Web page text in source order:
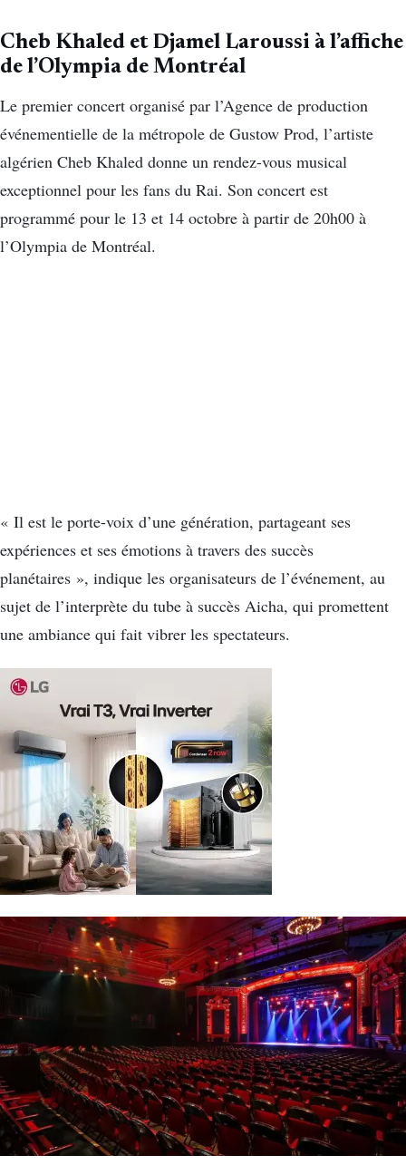
Cheb Khaled et Djamel Laroussi à l’affiche
de l’Olympia de Montréal
Le premier concert organisé par l’Agence de production
événementielle de la métropole de Gustow Prod, l’artiste
algérien Cheb Khaled donne un rendez-vous musical
exceptionnel pour les fans du Rai. Son concert est
programmé pour le 13 et 14 octobre à partir de 20h00 à
l’Olympia de Montréal.
« Il est le porte-voix d’une génération, partageant ses
expériences et ses émotions à travers des succès
planétaires », indique les organisateurs de l’événement, au
sujet de l’interprète du tube à succès Aicha, qui promettent
une ambiance qui fait vibrer les spectateurs.